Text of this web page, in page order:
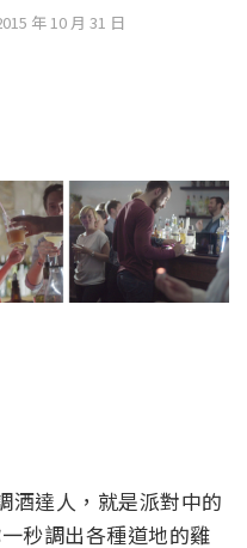
年 10 月 31 日
酒達人，就是派對中的
秒調出各種道地的雞